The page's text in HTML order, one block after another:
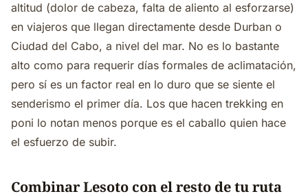
altitud (dolor de cabeza, falta de aliento al esforzarse)
en viajeros que llegan directamente desde Durban o
Ciudad del Cabo, a nivel del mar. No es lo bastante
alto como para requerir días formales de aclimatación,
pero sí es un factor real en lo duro que se siente el
senderismo el primer día. Los que hacen trekking en
poni lo notan menos porque es el caballo quien hace
el esfuerzo de subir.
Combinar Lesoto con el resto de tu ruta